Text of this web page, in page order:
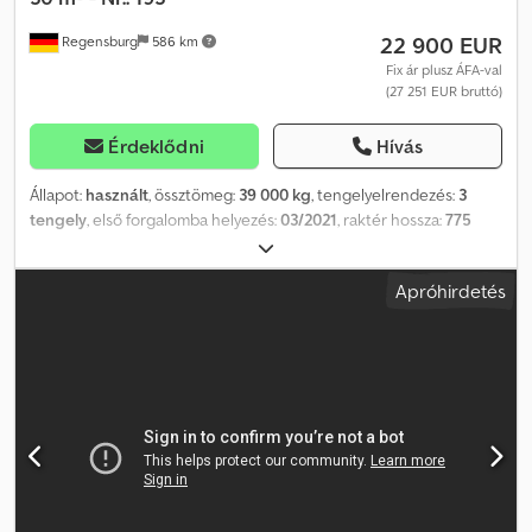
Regensburg 586 km 22 900 EUR
Fix ár plusz ÁFA-val
(27 251 EUR bruttó)
Érdeklődni Hívás
Állapot: használt, össztömeg: 39 000 kg, tengelyelrendezés: 3
tengely , első forgalomba helyezés:03/2021 , raktér hossza:775
2 420 mm
rakodótér térfogata:30 m³, Felszereltség:ABS, Járműazonosító
szám: VH1C3910CM2BB7193 Német műszaki vizsga (HU)
aláfutásgátló Gumiabroncsok: 385/65 R 22,5 5 db alumínium kerék,
1 db acél felni Cjdjx S An Iepfx Agvsrf A változtatások, közbenső
eladás és tévedések jogát kifejezetten fenntartjuk. A leírás
Apróhirdetés